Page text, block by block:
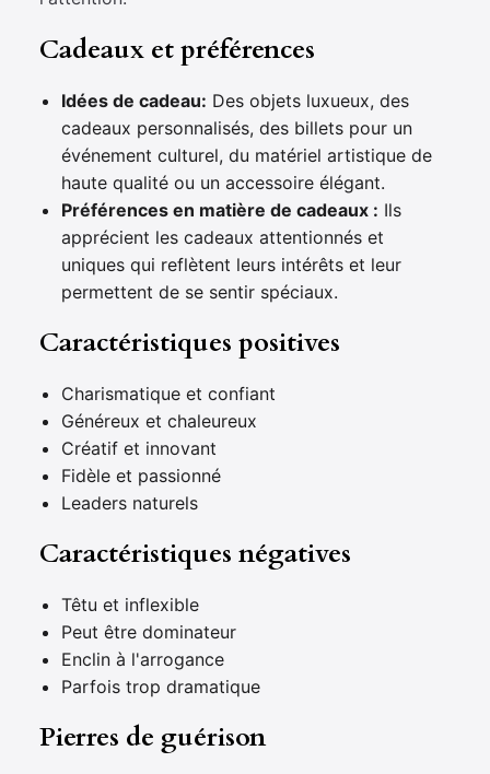
Cadeaux et préférences
Idées de cadeau: Des objets luxueux, des
cadeaux personnalisés, des billets pour un
événement culturel, du matériel artistique de
haute qualité ou un accessoire élégant.
Préférences en matière de cadeaux : Ils
apprécient les cadeaux attentionnés et
uniques qui reflètent leurs intérêts et leur
permettent de se sentir spéciaux.
Caractéristiques positives
Charismatique et confiant
Généreux et chaleureux
Créatif et innovant
Fidèle et passionné
Leaders naturels
Caractéristiques négatives
Têtu et inflexible
Peut être dominateur
Enclin à l'arrogance
Parfois trop dramatique
Pierres de guérison